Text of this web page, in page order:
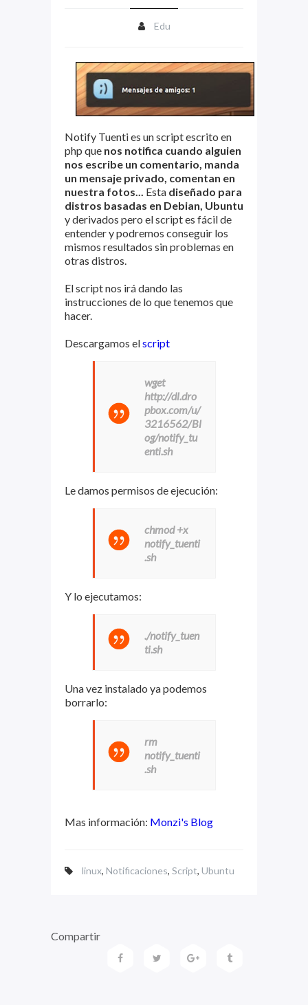
Edu
Notify Tuenti es un script escrito en
php que nos notifica cuando alguien
nos escribe un comentario, manda
un mensaje privado, comentan en
nuestra fotos... Esta diseñado para
distros basadas en Debian, Ubuntu
y derivados pero el script es fácil de
entender y podremos conseguir los
mismos resultados sin problemas en
otras distros.
El script nos irá dando las
instrucciones de lo que tenemos que
hacer.
Descargamos elscript
wget
http://dl.dro
pbox.com/u/
3216562/Bl
og/notify_tu
enti.sh
Le damos permisos de ejecución:
chmod +x
notify_tuenti
.sh
Y lo ejecutamos:
./notify_tuen
ti.sh
Una vez instalado ya podemos
borrarlo:
rm
notify_tuenti
.sh
Mas información: Monzi's Blog
linux, Notificaciones, Script, Ubuntu
Compartir